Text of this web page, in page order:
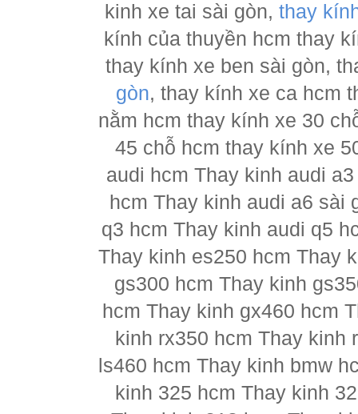
kinh xe tai sài gòn, thay
kính của thuyền hcm thay
thay kính xe ben sài gòn,
gòn, thay kính xe ca hcm
nằm hcm thay kính xe 30
45 chỗ hcm thay kính xe
audi hcm Thay kinh audi
hcm Thay kinh audi a6 sài
q3 hcm Thay kinh audi q5
Thay kinh es250 hcm Thay
gs300 hcm Thay kinh
hcm Thay kinh gx460 hcm
kinh rx350 hcm Thay kinh
ls460 hcm Thay kinh bmw
kinh 325 hcm Thay kinh